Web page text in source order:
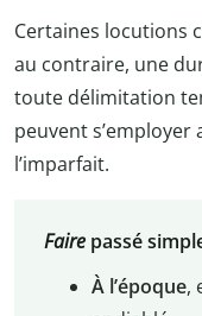
Certaines locutions
au contraire, une
toute délimitation
peuvent s’employer
l’imparfait.
Faire passé
À l’époque,